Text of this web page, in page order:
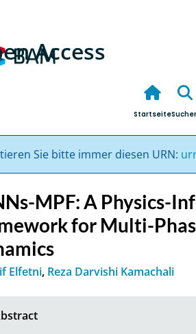
Access
Startseite
Sie bitte immer diesen URN:
MPF: A Physics-
for Multi-
Elfetni, Reza Darvishi Kamachali